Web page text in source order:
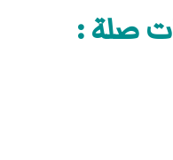
صلة :